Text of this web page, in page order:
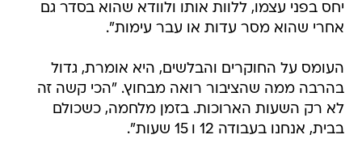
יחס בפני עצמו, ללוות אותו ולוודא שהוא בסדר גם
אחרי שהוא מסר עדות או עבר עימות".
העומס על החוקרים והבלשים, היא אומרת, גדול
בהרבה ממה שהציבור רואה מבחוץ. "הכי קשה זה
לא רק השעות הארוכות. בזמן מלחמה, כשכולם
בבית, אנחנו בעבודה 12 ו 15 שעות".